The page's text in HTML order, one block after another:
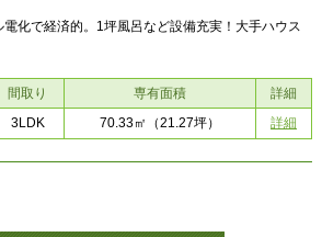
化で経済的。1坪風呂など設備充実！大手ハウス
間取り 専有面積
詳細
3LDK 70.33㎡ （21.27坪） 詳細